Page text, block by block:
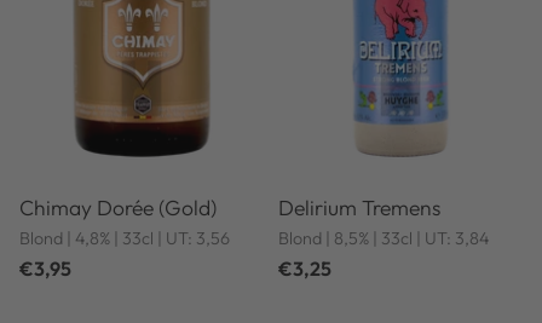
Chimay Dorée (Gold)
Blond | 4,8% | 33cl | UT: 3,56
€3,95
Delirium Tremens
Blond | 8,5% | 33cl | UT: 3,84
€3,25